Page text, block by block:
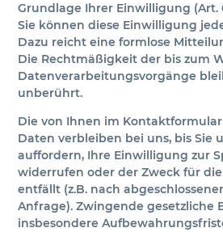
Grundlage Ihrer Einwilligung (Art.
Sie können diese Einwilligung
Dazu reicht eine formlose
Die Rechtmäßigkeit der bis zum
Datenverarbeitungsvorgänge
unberührt.
Die von Ihnen im
Daten verbleiben bei uns, bis Sie
auffordern, Ihre Einwilligung zur
widerrufen oder der Zweck für
entfällt (z.B. nach
Anfrage). Zwingende gesetzliche
insbesondere